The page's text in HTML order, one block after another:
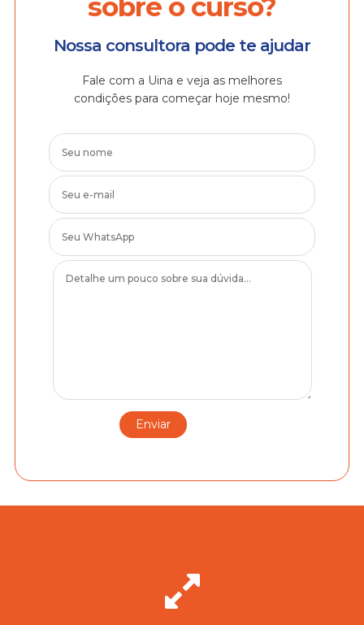
Nossa consultora pode te ajudar
Fale com a Uina e veja as melhores
condições para começar hoje mesmo!